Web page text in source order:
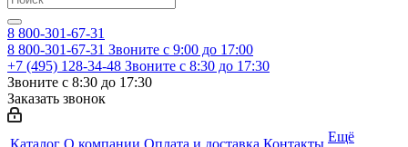
8 800-301-67-31
8 800-301-67-31 Звоните с 9:00 до 17:00
+7 (495) 128-34-48 Звоните с 8:30 до 17:30
Звоните с 8:30 до 17:30
Заказать звонок
Каталог О компании Оплата и доставка Контакты Ещё